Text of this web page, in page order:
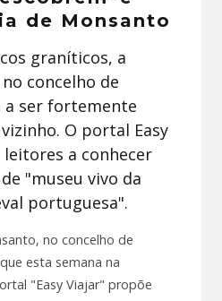
de Monsanto
graníticos, a
concelho de
a ser fortemente
O portal Easy
a conhecer
"museu vivo da
portuguesa".
no concelho de
esta semana na
"Easy Viajar" propõe